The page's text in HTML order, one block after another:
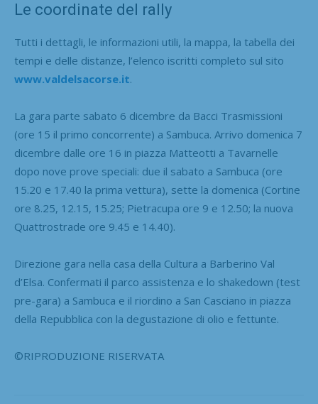
Le coordinate del rally
Tutti i dettagli, le informazioni utili, la mappa, la tabella dei
tempi e delle distanze, l’elenco iscritti completo sul sito
www.valdelsacorse.it.
La gara parte sabato 6 dicembre da Bacci Trasmissioni
(ore 15 il primo concorrente) a Sambuca. Arrivo domenica 7
dicembre dalle ore 16 in piazza Matteotti a Tavarnelle
dopo nove prove speciali: due il sabato a Sambuca (ore
15.20 e 17.40 la prima vettura), sette la domenica (Cortine
ore 8.25, 12.15, 15.25; Pietracupa ore 9 e 12.50; la nuova
Quattrostrade ore 9.45 e 14.40).
Direzione gara nella casa della Cultura a Barberino Val
d’Elsa. Confermati il parco assistenza e lo shakedown (test
pre-gara) a Sambuca e il riordino a San Casciano in piazza
della Repubblica con la degustazione di olio e fettunte.
©RIPRODUZIONE RISERVATA